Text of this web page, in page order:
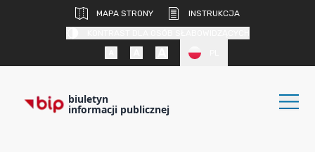
MAPA STRONY
INSTRUKCJA
biuletyn
informacji publicznej